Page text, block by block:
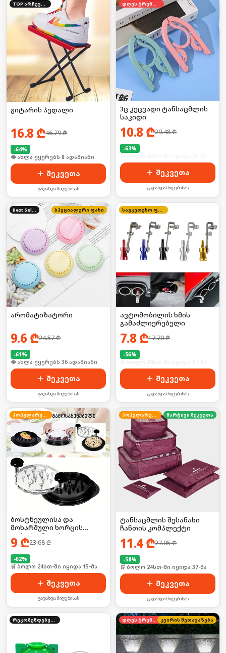
TOP არჩევანი
გიტარის პედალი
16.8 ₾46.79₾
-64%
🛒 ბოლო 24სთ-ში იყიდა 8-მა
შეკვეთა
გადახდა მიღებისას
დღეს ტრენდში
3ც კეცვადი ტანსაცმლის
საკიდი
10.8 ₾29.48₾
-63%
შეკვეთა
გადახდა მიღებისას
Best Seller სპეციალური ფასი
არომატიზატორი
9.6 ₾24.57₾
-61%
🛒 ბოლო 24სთ-ში იყიდა 48-მა
შეკვეთა
გადახდა მიღებისას
საუკეთესო ფასი
ავტომობილის ხმის
გამაძლიერებელი
7.8 ₾17.70₾
-56%
შეკვეთა
გადახდა მიღებისას
პოპულარული
ბოსტნეულისა და
მოხარშული ხორცის
დასაქუცმაცებელი გაჯეტი
9 ₾23.68₾
-62%
🛒 ბოლო 24სთ-ში იყიდა 15-მა
შეკვეთა
გადახდა მიღებისას
პოპულარული მარტივი შეკვეთა
ტანსაცმლის შესანახი
ჩანთის კომპლექტი
11.4₾27.05₾
-58%
🛒 ბოლო 24სთ-ში იყიდა 37-მა
შეკვეთა
გადახდა მიღებისას
რეკომენდებული დღეს ტრენდში კვირის შეთავაზება